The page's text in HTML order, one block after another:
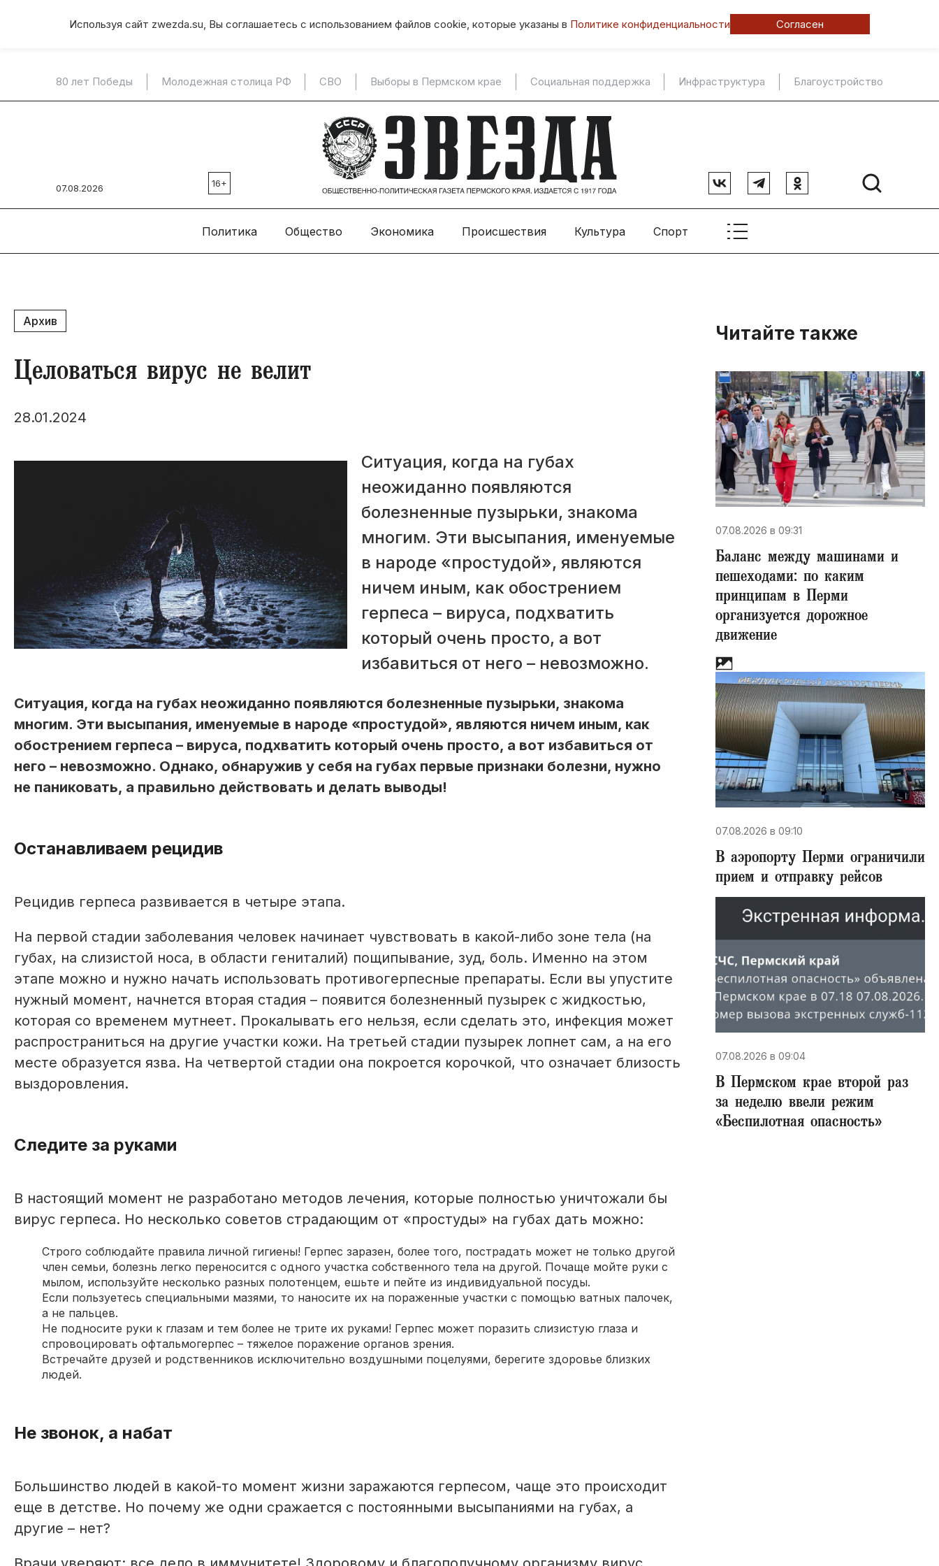
Используя сайт zwezda.su, Вы соглашаетесь с использованием файлов cookie, которые указаны в Политике конфиденциальности Согласен
80 лет Победы Молодежная столица РФ СВО Выборы в Пермском крае Социальная поддержка Инфраструктура Благоустройство
07.08.2026 16+
Политика Общество Экономика Происшествия Культура Спорт
Архив
Целоваться вирус не велит
28.01.2024
Ситуация, когда на губах
неожиданно появляются
болезненные пузырьки, знакома
многим. Эти высыпания, именуемые
в народе «простудой», являются
ничем иным, как обострением
герпеса – вируса, подхватить
который очень просто, а вот
избавиться от него – невозможно.
Ситуация, когда на губах неожиданно появляются болезненные пузырьки, знакома
многим. Эти высыпания, именуемые в народе «простудой», являются ничем иным, как
обострением герпеса – вируса, подхватить который очень просто, а вот избавиться от
него – невозможно. Однако, обнаружив у себя на губах первые признаки болезни, нужно
не паниковать, а правильно действовать и делать выводы!
Останавливаем рецидив
Рецидив герпеса развивается в четыре этапа.
На первой стадии заболевания человек начинает чувствовать в какой-либо зоне тела (на
губах, на слизистой носа, в области гениталий) пощипывание, зуд, боль. Именно на этом
этапе можно и нужно начать использовать противогерпесные препараты. Если вы упустите
нужный момент, начнется вторая стадия – появится болезненный пузырек с жидкостью,
которая со временем мутнеет. Прокалывать его нельзя, если сделать это, инфекция может
распространиться на другие участки кожи. На третьей стадии пузырек лопнет сам, а на его
месте образуется язва. На четвертой стадии она покроется корочкой, что означает близость
выздоровления.
Следите за руками
В настоящий момент не разработано методов лечения, которые полностью уничтожали бы
вирус герпеса. Но несколько советов страдающим от «простуды» на губах дать можно:
Строго соблюдайте правила личной гигиены! Герпес заразен, более того, пострадать может не только другой
член семьи, болезнь легко переносится с одного участка собственного тела на другой. Почаще мойте руки с
мылом, используйте несколько разных полотенцем, ешьте и пейте из индивидуальной посуды.
Если пользуетесь специальными мазями, то наносите их на пораженные участки с помощью ватных палочек,
а не пальцев.
Не подносите руки к глазам и тем более не трите их руками! Герпес может поразить слизистую глаза и
спровоцировать офтальмогерпес – тяжелое поражение органов зрения.
Встречайте друзей и родственников исключительно воздушными поцелуя­ми, берегите здоровье близких
людей.
Не звонок, а набат
Большинство людей в какой-то момент жизни заражаются герпесом, чаще это происходит
еще в детстве. Но почему же одни сражается с постоянными высыпаниями на губах, а
другие – нет?
Читайте также
07.08.2026 в 09:31
Баланс между машинами и
пешеходами: по каким
принципам в Перми
организуется дорожное
движение
07.08.2026 в 09:10
В аэропорту Перми ограничили
прием и отправку рейсов
07.08.2026 в 09:04
В Пермском крае второй раз
за неделю ввели режим
«Беспилотная опасность»